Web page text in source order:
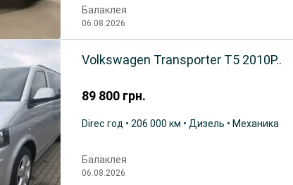
Балаклея
06.08.2026
89 800 грн.
Volkswagen Transporter T5 2010Р..
Direc год • 206 000 км • Дизель • Механика
Балаклея
06.08.2026